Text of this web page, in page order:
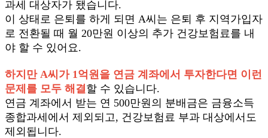
과세 대상자가 됐습니다.
이 상태로 은퇴를 하게 되면 A씨는 은퇴 후 지역가입자
로 전환될 때 월 20만원 이상의 추가 건강보험료를 내
야 할 수 있어요.
하지만 A씨가 1억원을 연금 계좌에서 투자한다면 이런
문제를 모두 해결 할 수 있습니다.
연금 계좌에서 받는 연 500만원의 분배금은 금융소득
종합과세에서 제외되고, 건강보험료 부과 대상에서도
제외됩니다.